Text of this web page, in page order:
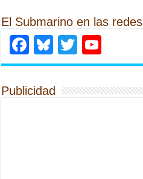
El Submarino en las redes
Facebook
Bluesky
Twitter
Publicidad